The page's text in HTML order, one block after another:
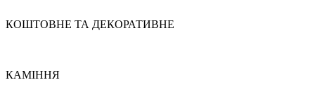
КОШТОВНЕ ТА ДЕКОРАТИВНЕ
КАМІННЯ